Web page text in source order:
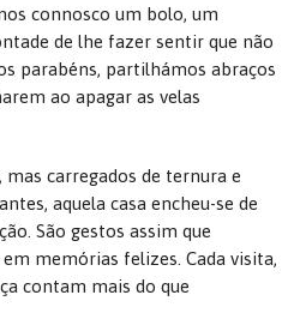
connosco um bolo, um
de lhe fazer sentir que não
parabéns, partilhámos abraços
ao apagar as velas
carregados de ternura e
aquela casa encheu-se de
São gestos assim que
memórias felizes. Cada visita,
contam mais do que